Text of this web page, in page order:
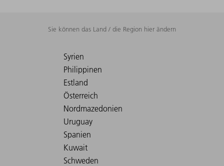
Sie können das Land / die Region hier ändern